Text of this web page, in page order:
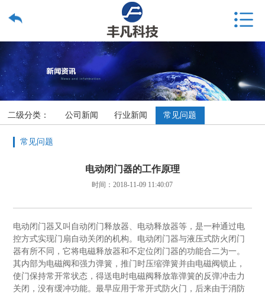
二级分类： 公司新闻 行业新闻 常见问题
常见问题
电动闭门器的工作原理
时间：2018-11-09 11:40:07
电动闭门器又叫自动闭门释放器、电动释放器等，是一种通过电
控方式实现门扇自动关闭的机构。电动闭门器与液压式防火闭门
器有所不同，它将电磁释放器和不定位闭门器的功能合二为一。
其内部为电磁阀和强力弹簧，推门时压缩弹簧并由电磁阀锁止，
使门保持常开常状态，得送电时电磁阀释放靠弹簧的反弹冲击力
关闭，没有缓冲功能。最早应用于常开式防火门，后来由于消防